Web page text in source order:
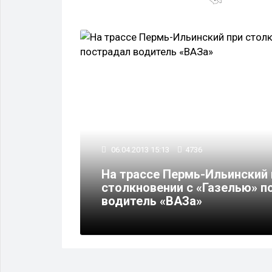
06.04.2013 15:13 4736
На трассе Пермь-Ильинский
столкновении с «Газелью»
водитель «ВАЗа»